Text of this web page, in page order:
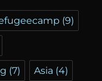
(9)
(7) Asia (4)